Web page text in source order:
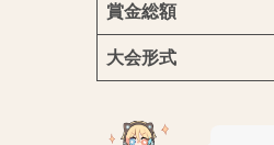
賞金総額
大会形式